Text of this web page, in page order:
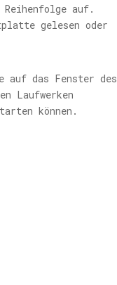
auf.
gelesen oder
auf das Fenster des
Laufwerken
können.